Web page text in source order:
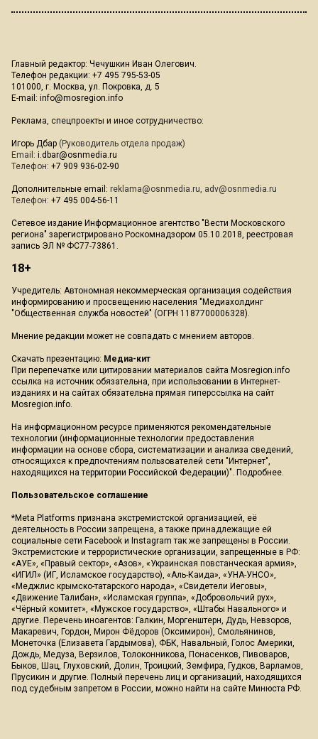
Главный редактор: Чечушкин Иван Олегович.
Телефон редакции: +7 495 795-53-05
101000, г. Москва, ул. Покровка, д. 5
E-mail: info@mosregion.info
Реклама, спецпроекты и иное сотрудничество:
Игорь Дбар (Руководитель отдела продаж)
Email: i.dbar@osnmedia.ru
Телефон: +7 909 936-02-90
Дополнительные email: reklama@osnmedia.ru, adv@osnmedia.ru
Телефон: +7 495 004-56-11
Сетевое издание Информационное агентство "Вести Московского
региона" зарегистрировано Роскомнадзором 05.10.2018, реестровая
запись ЭЛ № ФС77-73861.
18+
Учредитель: Автономная некоммерческая организация содействия
информированию и просвещению населения "Медиахолдинг
"Общественная служба новостей" (ОГРН 1187700006328).
Мнение редакции может не совпадать с мнением авторов.
Скачать презентацию: Медиа-кит
При перепечатке или цитировании материалов сайта Mosregion.info
ссылка на источник обязательна, при использовании в Интернет-
изданиях и на сайтах обязательна прямая гиперссылка на сайт
Mosregion.info.
На информационном ресурсе применяются рекомендательные
технологии (информационные технологии предоставления
информации на основе сбора, систематизации и анализа сведений,
относящихся к предпочтениям пользователей сети "Интернет",
находящихся на территории Российской Федерации)". Подробнее.
Пользовательское соглашение
*Meta Platforms признана экстремистской организацией, её
деятельность в России запрещена, а также принадлежащие ей
социальные сети Facebook и Instagram так же запрещены в России.
Экстремистские и террористические организации, запрещенные в РФ:
«АУЕ», «Правый сектор», «Азов», «Украинская повстанческая армия»,
«ИГИЛ» (ИГ, Исламское государство), «Аль-Каида», «УНА-УНСО»,
«Меджлис крымско-татарского народа», «Свидетели Иеговы»,
«Движение Талибан», «Исламская группа», «Добровольчий рух»,
«Чёрный комитет», «Мужское государство», «Штабы Навального» и
другие. Перечень иноагентов: Галкин, Моргенштерн, Дудь, Невзоров,
Макаревич, Гордон, Мирон Фёдоров (Оксимирон), Смольянинов,
Монеточка (Елизавета Гардымова), ФБК, Навальный, Голос Америки,
Дождь, Медуза, Верзилов, Толоконникова, Понасенков, Пивоваров,
Быков, Шац, Глуховский, Долин, Троицкий, Земфира, Гудков, Варламов,
Прусикин и другие. Полный перечень лиц и организаций, находящихся
под судебным запретом в России, можно найти на сайте Минюста РФ.